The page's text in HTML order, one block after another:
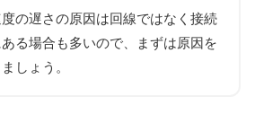
の遅さの原因は回線ではなく接続
る場合も多いので、まずは原因を
しょう。